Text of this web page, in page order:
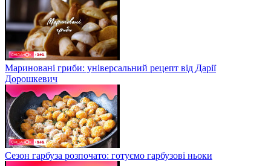
Мариновані гриби: універсальний рецепт від Дарії
Дорошкевич
Сезон гарбуза розпочато: готуємо гарбузові ньоки